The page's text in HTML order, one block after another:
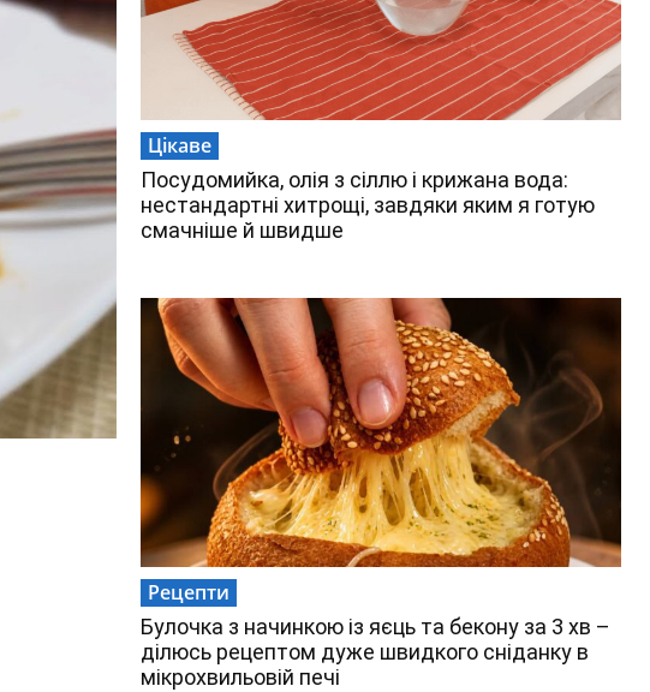
Цікаве
Посудомийка, олія з сіллю і крижана вода:
нестандартні хитрощі, завдяки яким я готую
смачніше й швидше
Рецепти
Булочка з начинкою із яєць та бекону за 3 хв –
ділюсь рецептом дуже швидкого сніданку в
мікрохвильовій печі